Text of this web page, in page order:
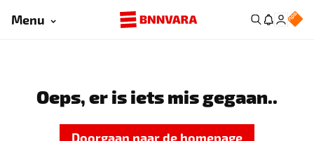
Menu
Oeps, er is iets mis gegaan..
Doorgaan naar de homepage